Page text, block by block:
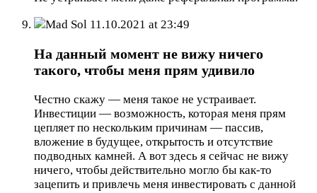
Mad Sol 11.10.2021 at 23:49
На данный момент не вижу ничего
такого, чтобы меня прям удивило
Честно скажу — меня такое не устраивает.
Инвестиции — возможность, которая меня прям
цепляет по нескольким причинам — пассив,
вложение в будущее, открытость и отсутствие
подводных камней. А вот здесь я сейчас не вижу
ничего, чтобы действительно могло бы как-то
зацепить и привлечь меня инвестировать с данной